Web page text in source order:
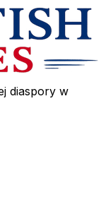
diaspory w